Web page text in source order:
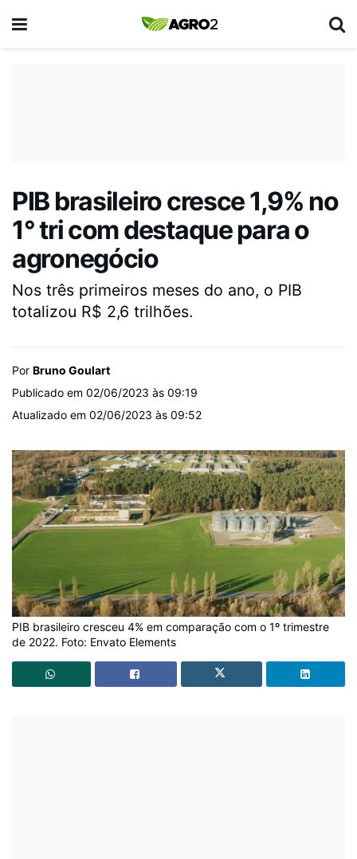
PIB brasileiro cresce 1,9% no
1° tri com destaque para o
agronegócio
Nos três primeiros meses do ano, o PIB
totalizou R$ 2,6 trilhões.
Por Bruno Goulart
Publicado em 02/06/2023 às 09:19
Atualizado em 02/06/2023 às 09:52
PIB brasileiro cresceu 4% em comparação com o 1º trimestre
de 2022. Foto: Envato Elements